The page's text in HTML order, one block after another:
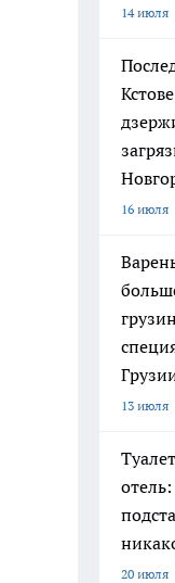
14 июля
16 июля
13 июля
20 июля